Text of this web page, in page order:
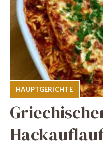
HAUPTGERICHTE